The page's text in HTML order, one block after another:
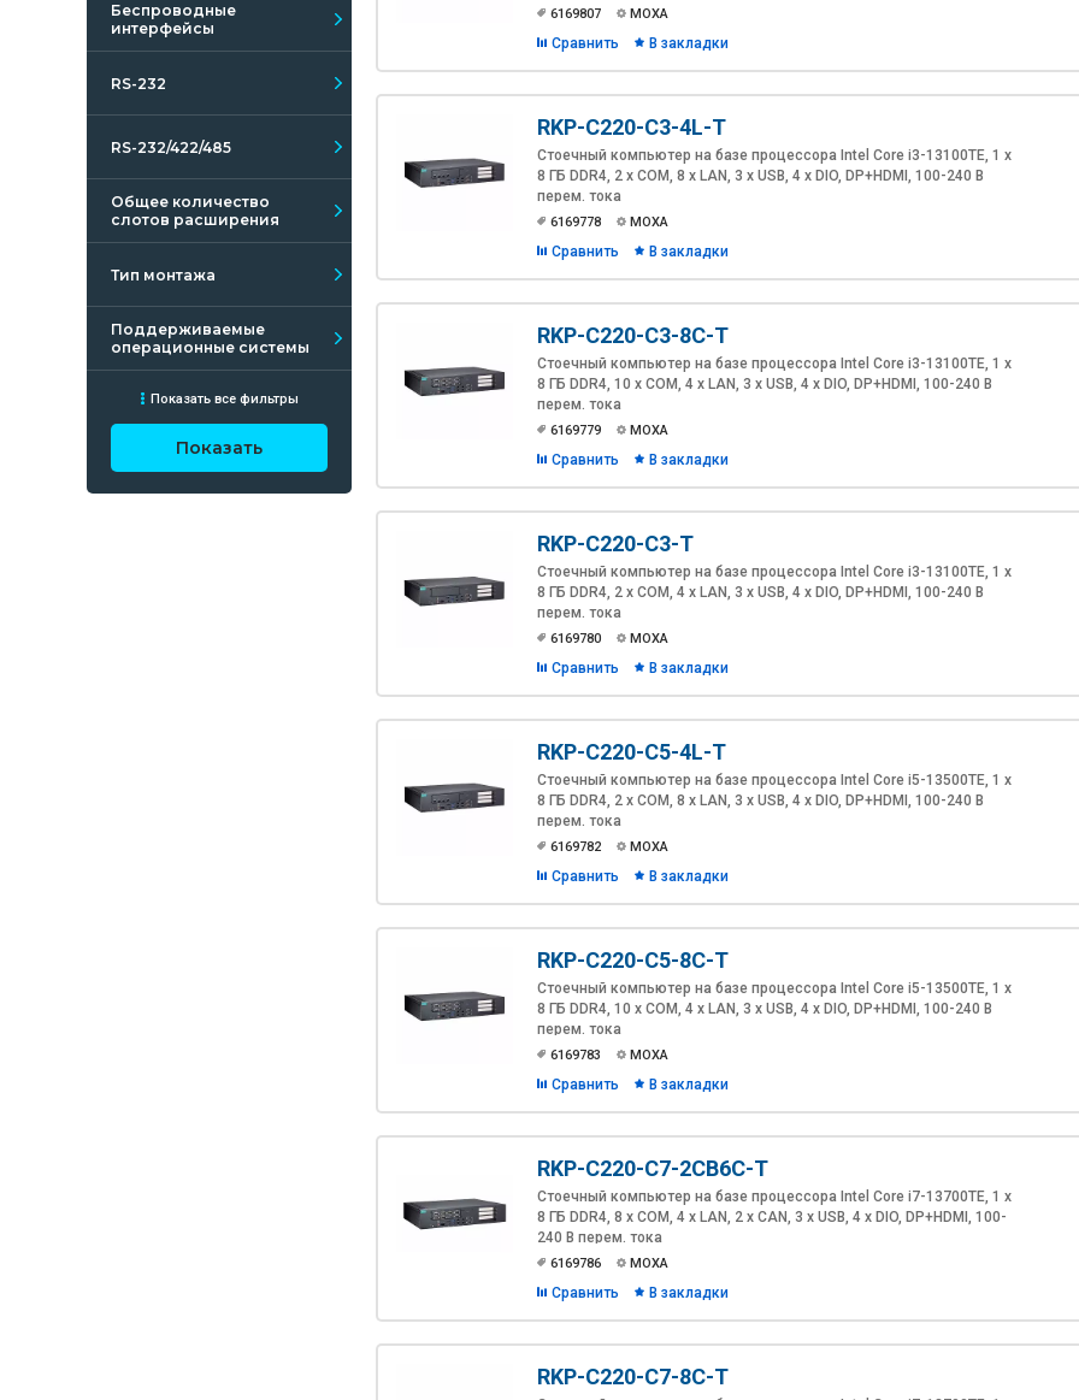
Беспроводные
интерфейсы
RS-232
RS-232/422/485
Общее количество
слотов расширения
Тип монтажа
Поддерживаемые
операционные системы
Показать все фильтры
Показать
6169807 MOXA
Сравнить В закладки
RKP-C220-C3-4L-T
Стоечный компьютер на базе процессора Intel Core i3-13100TE, 1 x
8 ГБ DDR4, 2 x COM, 8 x LAN, 3 x USB, 4 x DIO, DP+HDMI, 100-240 В
перем. тока
6169778 MOXA
Сравнить В закладки
RKP-C220-C3-8C-T
Стоечный компьютер на базе процессора Intel Core i3-13100TE, 1 x
8 ГБ DDR4, 10 x COM, 4 x LAN, 3 x USB, 4 x DIO, DP+HDMI, 100-240 В
перем. тока
6169779 MOXA
Сравнить В закладки
RKP-C220-C3-T
Стоечный компьютер на базе процессора Intel Core i3-13100TE, 1 x
8 ГБ DDR4, 2 x COM, 4 x LAN, 3 x USB, 4 x DIO, DP+HDMI, 100-240 В
перем. тока
6169780 MOXA
Сравнить В закладки
RKP-C220-C5-4L-T
Стоечный компьютер на базе процессора Intel Core i5-13500TE, 1 x
8 ГБ DDR4, 2 x COM, 8 x LAN, 3 x USB, 4 x DIO, DP+HDMI, 100-240 В
перем. тока
6169782 MOXA
Сравнить В закладки
RKP-C220-C5-8C-T
Стоечный компьютер на базе процессора Intel Core i5-13500TE, 1 x
8 ГБ DDR4, 10 x COM, 4 x LAN, 3 x USB, 4 x DIO, DP+HDMI, 100-240 В
перем. тока
6169783 MOXA
Сравнить В закладки
RKP-C220-C7-2CB6C-T
Стоечный компьютер на базе процессора Intel Core i7-13700TE, 1 x
8 ГБ DDR4, 8 x COM, 4 x LAN, 2 x CAN, 3 x USB, 4 x DIO, DP+HDMI, 100-
240 В перем. тока
6169786 MOXA
Сравнить В закладки
RKP-C220-C7-8C-T